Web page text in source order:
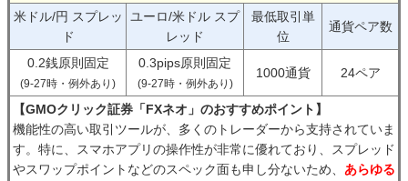
米ドル/円 スプレッ
ド
ユーロ/米ドル スプ
レッド
最低取引単
位
通貨ペア数
0.2銭原則固定
(9-27時・例外あり)
0.3pips原則固定
(9-27時・例外あり)
1000通貨 24ペア
【GMOクリック証券「FXネオ」のおすすめポイント】
機能性の高い取引ツールが、多くのトレーダーから支持されていま
す。特に、スマホアプリの操作性が非常に優れており、スプレッド
やスワップポイントなどのスペック面も申し分ないため、 あらゆる